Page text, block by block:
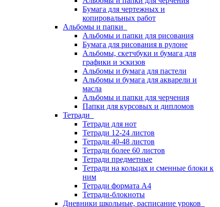
Бумага для чертежных и
копировальных работ
Альбомы и папки
Альбомы и папки для рисования
Бумага для рисования в рулоне
Альбомы, скетчбуки и бумага для
графики и эскизов
Альбомы и бумага для пастели
Альбомы и бумага для акварели и
масла
Альбомы и папки для черчения
Папки для курсовых и дипломов
Тетради
Тетради для нот
Тетради 12-24 листов
Тетради 40-48 листов
Тетради более 60 листов
Тетради предметные
Тетради на кольцах и сменные блоки к
ним
Тетради формата А4
Тетради-блокноты
Дневники школьные, расписание уроков